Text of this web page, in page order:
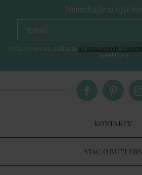
Nenechajte si ujsť
vložením e-mailu súhlasíte so spracovaním
newsletteru
KONTAKTY
VIAC O BUTLERS